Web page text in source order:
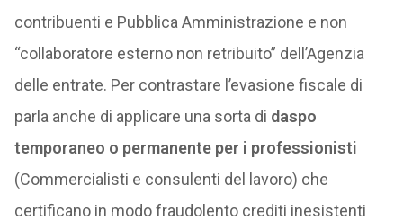
contribuenti e Pubblica Amministrazione e non
“collaboratore esterno non retribuito” dell’Agenzia
delle entrate. Per contrastare l’evasione fiscale di
parla anche di applicare una sorta di daspo
temporaneo o permanente per i professionisti
(Commercialisti e consulenti del lavoro) che
certificano in modo fraudolento crediti inesistenti